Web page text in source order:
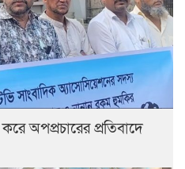
অপপ্রচারের প্রতিবাদে